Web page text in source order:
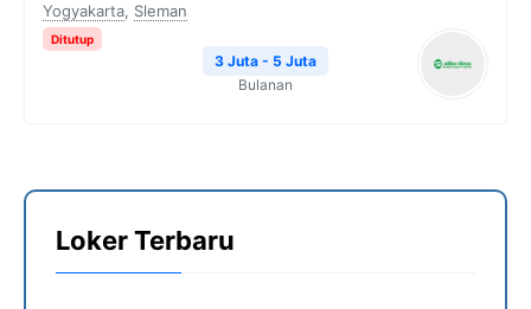
Yogyakarta, Sleman
Ditutup
3 Juta - 5 Juta
Bulanan
Loker Terbaru